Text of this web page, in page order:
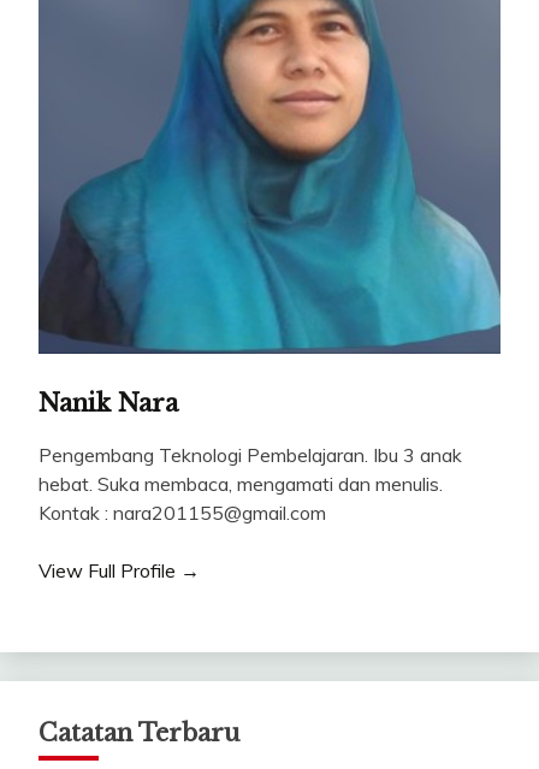
Nanik Nara
Pengembang Teknologi Pembelajaran. Ibu 3 anak
hebat. Suka membaca, mengamati dan menulis.
Kontak : nara201155@gmail.com
View Full Profile →
Catatan Terbaru